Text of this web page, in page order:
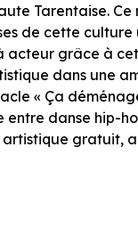
Tarentaise.
de cette
acteur grâce à
dans une
« Ça
danse hip-
gratuit,